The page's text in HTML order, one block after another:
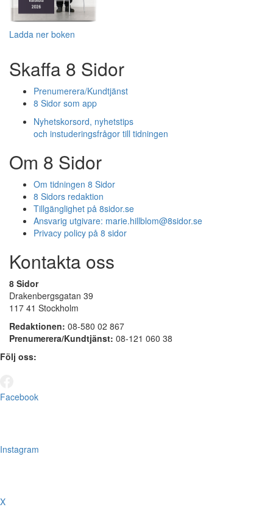
Ladda ner boken
Skaffa 8 Sidor
Prenumerera/Kundtjänst
8 Sidor som app
Nyhetskorsord, nyhetstips
och instuderingsfrågor till tidningen
Om 8 Sidor
Om tidningen 8 Sidor
8 Sidors redaktion
Tillgänglighet på 8sidor.se
Ansvarig utgivare: marie.hillblom@8sidor.se
Privacy policy på 8 sidor
Kontakta oss
8 Sidor
Drakenbergsgatan 39
117 41 Stockholm
Redaktionen: 08-580 02 867
Prenumerera/Kundtjänst: 08-121 060 38
Följ oss:
Facebook
Instagram
X